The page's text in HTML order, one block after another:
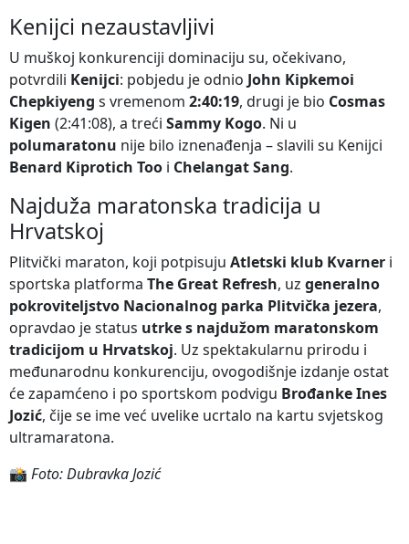
Kenijci nezaustavljivi
U muškoj konkurenciji dominaciju su, očekivano,
potvrdili Kenijci: pobjedu je odnio John Kipkemoi
Chepkiyeng s vremenom 2:40:19, drugi je bio Cosmas
Kigen (2:41:08), a treći Sammy Kogo. Ni u
polumaratonu nije bilo iznenađenja – slavili su Kenijci
Benard Kiprotich Too i Chelangat Sang.
Najduža maratonska tradicija u
Hrvatskoj
Plitvički maraton, koji potpisuju Atletski klub Kvarner i
sportska platforma The Great Refresh, uz generalno
pokroviteljstvo Nacionalnog parka Plitvička jezera,
opravdao je status utrke s najdužom maratonskom
tradicijom u Hrvatskoj. Uz spektakularnu prirodu i
međunarodnu konkurenciju, ovogodišnje izdanje ostat
će zapamćeno i po sportskom podvigu Brođanke Ines
Jozić, čije se ime već uvelike ucrtalo na kartu svjetskog
ultramaratona.
📸 Foto: Dubravka Jozić